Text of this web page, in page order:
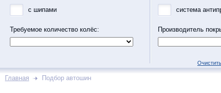
с шипами
Требуемое количество колёс:
система
Производитель
Главная Подбор автошин